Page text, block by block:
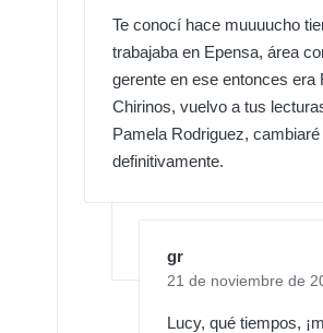
Te conocí hace muuuucho
trabajaba en Epensa, área
gerente en ese entonces era
Chirinos, vuelvo a tus
Pamela Rodriguez, cambiaré
definitivamente.
gr
21 de noviembre de
Lucy, qué tiempos,